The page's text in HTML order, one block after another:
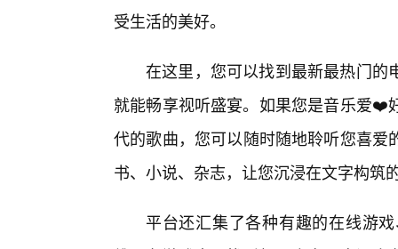
受生活的美好。
在这里，您可以找到最新最热门的
就能畅享视听盛宴。如果您是音乐爱❤️
代的歌曲，您可以随时随地聆听您喜
书、小说、杂志，让您沉浸在文字构筑
平台还汇集了各种有趣的在线游